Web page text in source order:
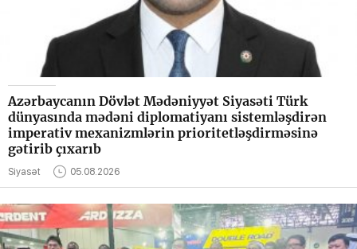
Azərbaycanın Dövlət Mədəniyyət Siyasəti Türk
dünyasında mədəni diplomatiyanı sistemləşdirən
imperativ mexanizmlərin prioritetləşdirməsinə
gətirib çıxarıb
Siyasət 05.08.2026